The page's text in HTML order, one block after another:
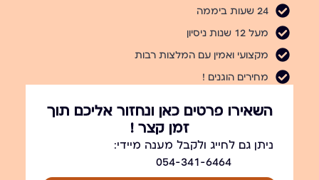
24 שעות ביממה
מעל 12 שנות ניסיון
מקצועי ואמין עם המלצות רבות
מחירים הוגנים !
השאירו פרטים כאן ונחזור אליכם תוך
זמן קצר !
ניתן גם לחייג ולקבל מענה מיידי:
054-341-6464